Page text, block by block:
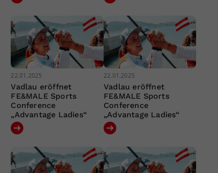
22.01.2025
Vadlau eröffnet
FE&MALE Sports
Conference
„Advantage Ladies“
22.01.2025
Vadlau eröffnet
FE&MALE Sports
Conference
„Advantage Ladies“